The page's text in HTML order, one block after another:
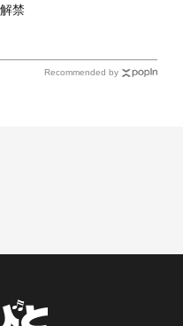
禁
Recommended by